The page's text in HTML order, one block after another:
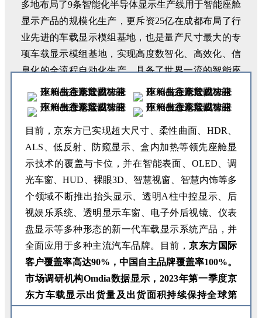
多地布局了9条智能化半导体显示生产线用于智能座舱
显示产品的规模化生产，更斥资25亿在成都布局了行
业先进的车载显示模组基地，也是量产尺寸最大的专
项车载显示模组基地，实现高度数智化、高效化、信
息化的全流程自动化生产，具备了世界一流的智能座
舱显示产能资源。
目前，京东方已实现超大尺寸、柔性曲面、HDR、
ALS、低反射、防窥显示、盒内加热等领先座舱显
示技术的覆盖与卡位，并在智能表面、OLED、调
光车窗、HUD、裸眼3D、智慧视窗、智慧内饰等多
个领域不断推出抬头显示、透明A柱中控显示、后
视娱乐系统、透明显示车窗、电子外后视镜、仪表
盘显示等多种形态的新一代车载显示系统产品，并
全面应用于多种主流汽车品牌。目前，京东方国际
客户覆盖率高达90%，中国自主品牌覆盖率100%。
市场调研机构Omdia数据显示，2023年第一季度京
东方车载显示出货量及出货面积持续保持全球第